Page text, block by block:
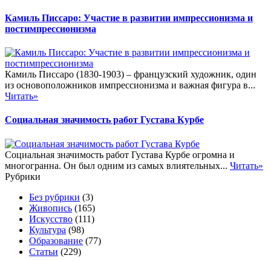
Камиль Писсаро: Участие в развитии импрессионизма и
постимпрессионизма
Камиль Писсаро (1830-1903) – французский художник, один
из основоположников импрессионизма и важная фигура в...
Читать»
Социальная значимость работ Густава Курбе
Социальная значимость работ Густава Курбе огромна и
многогранна. Он был одним из самых влиятельных... Читать»
Рубрики
Без рубрики (3)
Живопись (165)
Искусство (111)
Культура (98)
Образование (77)
Статьи (229)